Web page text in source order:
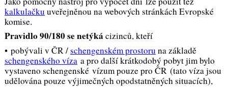
kalkulačku uveřejněnou na webových stránkách Evropské
komise.
Pravidlo 90/180 se netýká cizinců, kteří
• pobývali v ČR /schengenském prostoru na základě
schengenského vízaa pro další krátkodobý pobyt jim bylo
vystaveno schengenské vízum pouze pro ČR (tato víza jsou
udělována pouze výjimečných opodstatněných situacích),